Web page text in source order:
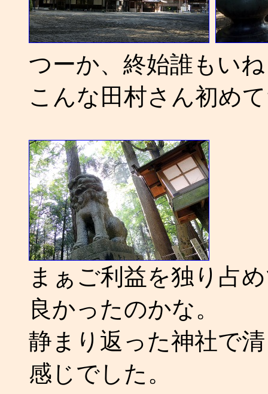
つーか、終始誰もい
こんな田村さん初め
まぁご利益を独り占
良かったのかな。
静まり返った神社で
感じでした。